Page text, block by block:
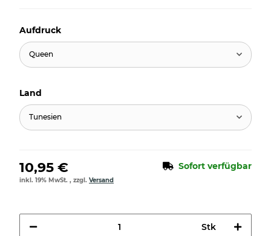
Aufdruck
Queen
Land
Tunesien
10,95 € Sofort verfügbar
inkl. 19% MwSt. , zzgl. Versand
Stk